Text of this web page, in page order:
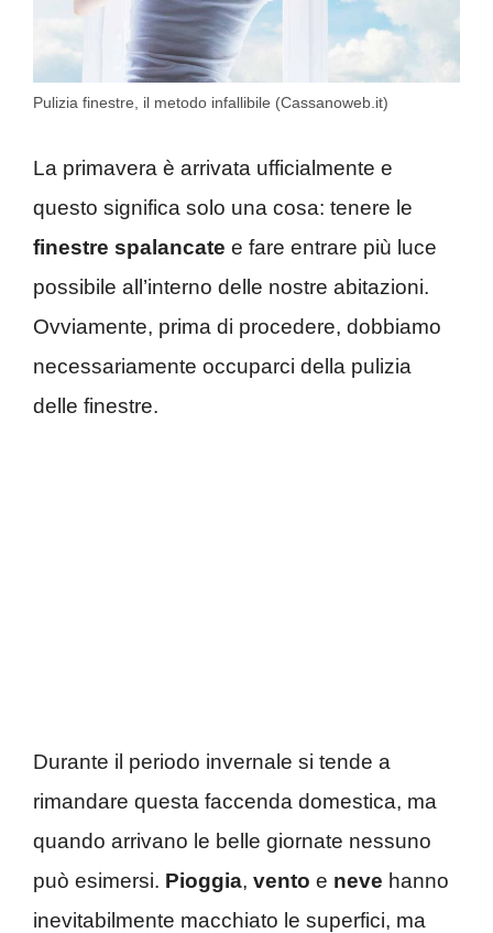
Pulizia finestre, il metodo infallibile (Cassanoweb.it)
La primavera è arrivata ufficialmente e
questo significa solo una cosa: tenere le
finestre spalancate e fare entrare più luce
possibile all’interno delle nostre abitazioni.
Ovviamente, prima di procedere, dobbiamo
necessariamente occuparci della pulizia
delle finestre.
Durante il periodo invernale si tende a
rimandare questa faccenda domestica, ma
quando arrivano le belle giornate nessuno
può esimersi. Pioggia, vento e neve hanno
inevitabilmente macchiato le superfici, ma